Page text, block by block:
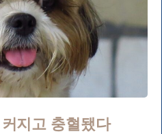
지고 충혈됐다